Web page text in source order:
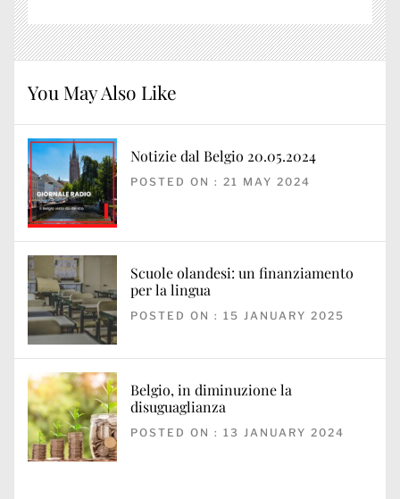
You May Also Like
Notizie dal Belgio 20.05.2024
POSTED ON : 21 MAY 2024
Scuole olandesi: un finanziamento
per la lingua
POSTED ON : 15 JANUARY 2025
Belgio, in diminuzione la
disuguaglianza
POSTED ON : 13 JANUARY 2024